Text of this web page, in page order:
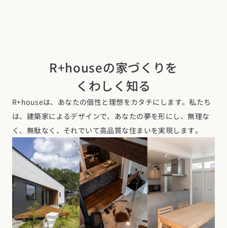
R+houseの家づくりを
くわしく知る
R+houseは、あなたの個性と理想をカタチにします。私たち
は、建築家によるデザインで、あなたの夢を形にし、無理な
く、無駄なく、それでいて高品質な住まいを実現します。